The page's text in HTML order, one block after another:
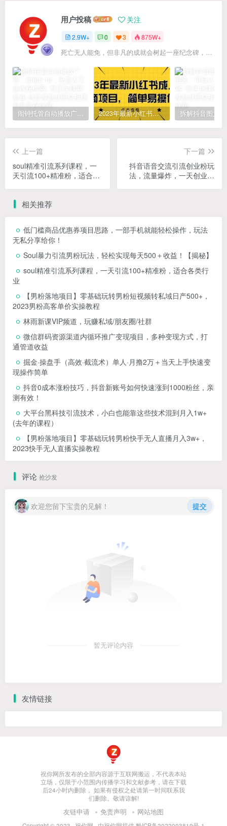
用户投稿 关注
2.9W+ 0 3 875W+
死亡无人能免，但非凡的成就会树起一座纪念碑，它将一直立到太阳冷却之时
闹钟托管自动播放广告，单机5-10，无需人工操作 2023年最新小红书成人电商项目，简单易操作【详细教程】
上一篇
soul精准引流系列课程，一
天引流100+精准粉，适合各
下一篇
抖音语音交流引流创业粉玩
法，流量爆炸，一天创业粉
相关推荐
低门槛商品优惠券项目思路，一部手机就能轻松操作，玩法
无私分享给你！
Soul暴力引流男粉玩法，轻松实现每天500＋收益！【揭秘】
soul精准引流系列课程，一天引流100+精准粉，适合各类行
业
【男粉落地项目】零基础玩转男粉短视频转私域日产500+，
2023男粉高客单价实操教程
林雨新课VIP频道，玩赚私域/朋友圈/社群
微信群码资源渠道内循环推广变现项目，多种变现方式，打
通管道收益
掘金·操盘手（高效·截流术）单人·月撸2万＋当天上手快速变
现操作简单
抖音0成本涨粉技巧，抖音新账号如何快速涨到1000粉丝，亲
测有效！
大平台黑科技引流技术，小白也能靠这些技术混到月入1w+
(去年的课程）
【男粉落地项目】零基础玩转男粉快手无人直播月入3w+，
2023快手无人直播实操教程
评论 抢沙发
欢迎您留下宝贵的见解！ 提交
暂无评论内容
友情链接
祝你网所发布的全部内容源于互联网搬运，不代表本站
立场，仅限于小范围内传播学习和文献参考，请在下载
后24小时内删除， 如果有侵权之处请第一时间联系我
们删除。敬请谅解!
友链申请 免责声明 网站地图